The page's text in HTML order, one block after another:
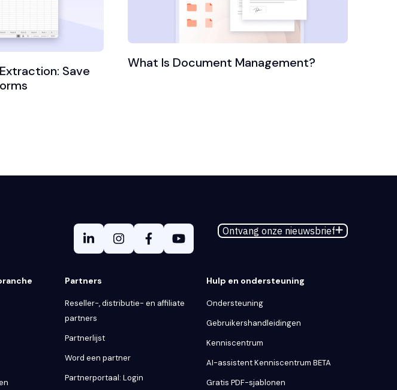
Save
What Is Document Management?
Ontvang onze nieuwsbrief
Partners
Reseller-, distributie- en affiliate
partners
Partnerlijst
Word een partner
Partnerportaal: Login
Hulp en ondersteuning
Ondersteuning
Gebruikershandleidingen
Kenniscentrum
AI-assistent Kenniscentrum BETA
Gratis PDF-sjablonen